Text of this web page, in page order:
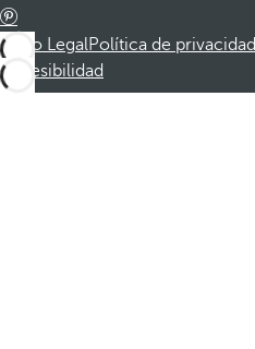
Aviso LegalPolítica de privacidad
Accesibilidad